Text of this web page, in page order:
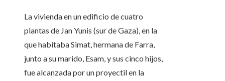
La vivienda en un edificio de cuatro
plantas de Jan Yunis (sur de Gaza), en la
que habitaba Simat, hermana de Farra,
junto a su marido, Esam, y sus cinco hijos,
fue alcanzada por un proyectil en la